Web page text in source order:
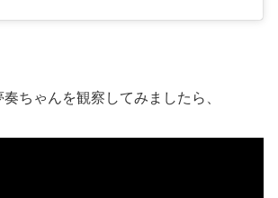
ちゃんを観察してみましたら、